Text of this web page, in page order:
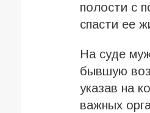
полости с
спасти ее
На суде
бывшую
указав на
важных